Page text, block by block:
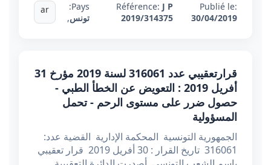
Publié le:
30/04/2019
Référence: J P
2019/314375
Pays:
تونس,
ar
قرارتعقيبي عدد 316061 ​​​​​​​لسنة 2019 مؤرخ 31
أفريل 2019 : التعويض عن الخطأ الطبي -
حصول ضرر على مستوى الرحم - تحمل
المسؤولية
الجمهورية التونسية المحكمة الإدارية القضية عدد:
316061 تاريخ القرار : 30 أفريل 2019 قرار تعقيبي